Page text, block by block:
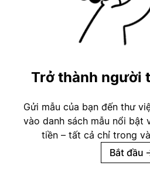
Trở thành người
Gửi mẫu của bạn đến thư
vào danh sách mẫu nổi bật
tiền – tất cả chỉ trong
Bắt đầu